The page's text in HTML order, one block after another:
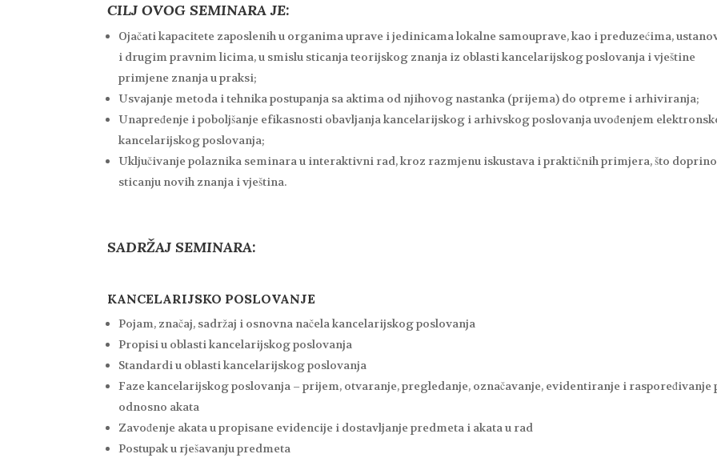
CILJ OVOG SEMINARA JE:
Ojačati kapacitete zaposlenih u organima uprave i jedinicama lokalne samouprave, kao i preduzećima,
i drugim pravnim licima, u smislu sticanja teorijskog znanja iz oblasti kancelarijskog poslovanja i vještine
primjene znanja u praksi;
Usvajanje metoda i tehnika postupanja sa aktima od njihovog nastanka (prijema) do otpreme i arhiviranja;
Unapređenje i poboljšanje efikasnosti obavljanja kancelarijskog i arhivskog poslovanja uvođenjem
kancelarijskog poslovanja;
Uključivanje polaznika seminara u interaktivni rad, kroz razmjenu iskustava i praktičnih primjera, što
sticanju novih znanja i vještina.
SADRŽAJ SEMINARA:
KANCELARIJSKO POSLOVANJE
Pojam, značaj, sadržaj i osnovna načela kancelarijskog poslovanja
Propisi u oblasti kancelarijskog poslovanja
Standardi u oblasti kancelarijskog poslovanja
Faze kancelarijskog poslovanja – prijem, otvaranje, pregledanje, označavanje, evidentiranje i raspoređivanje
odnosno akata
Zavođenje akata u propisane evidencije i dostavljanje predmeta i akata u rad
Postupak u rješavanju predmeta